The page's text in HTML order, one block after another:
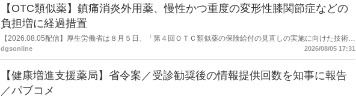
【OTC類似薬】鎮痛消炎外用薬、慢性かつ重度の変形性膝関節症などの
負担増に経過措置
【2026.08.05配信】厚生労働省は８月５日、「第４回ＯＴＣ類似薬の保険給付の見直しの実施に向けた技術的
検討会」を開催。「中間とりまとめ（案）」を提示し了承した。今後、社会保障審議会医療保険部会等に報告
dgsonline 2026/08/05 17:31
【健康増進支援薬局】省令案／受診勧奨後の情報提供回数を知事に報告
／パブコメ